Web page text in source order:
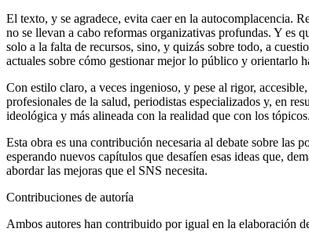
El texto, y se agradece, evita caer en la autocomplacencia.
no se llevan a cabo reformas organizativas profundas. Y es
solo a la falta de recursos, sino, y quizás sobre todo, a
actuales sobre cómo gestionar mejor lo público y orientarlo
Con estilo claro, a veces ingenioso, y pese al rigor,
profesionales de la salud, periodistas especializados y, en
ideológica y más alineada con la realidad que con los tópicos.
Esta obra es una contribución necesaria al debate sobre las
esperando nuevos capítulos que desafíen esas ideas que,
abordar las mejoras que el SNS necesita.
Contribuciones de autoría
Ambos autores han contribuido por igual en la elaboración